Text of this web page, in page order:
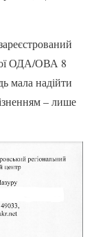
ОДА/ОВА 8
мала надійти
– лише